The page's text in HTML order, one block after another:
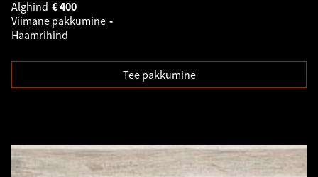
Alghind
400
€
Viimane pakkumine -
Haamrihind
Tee pakkumine